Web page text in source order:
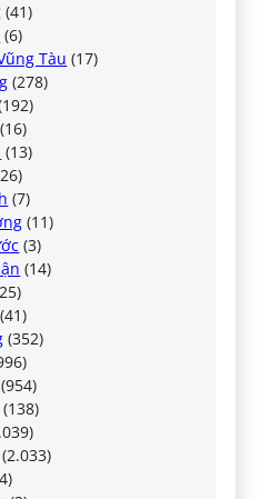
(41)
(6)
Tàu (17)
(278)
(16)
(13)
(7)
(11)
(3)
(14)
(41)
(352)
(954)
(138)
(2.033)